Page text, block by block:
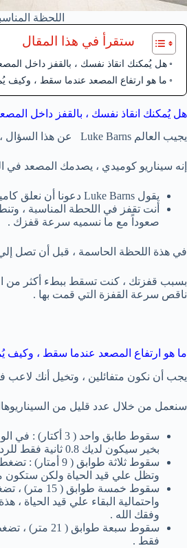
اللحظة
ستقرأ في هذا المقال
هل يُمكنك انقاذ نفسك ، بالقفز داخل
ما هو ارتفاع المصعد عندما سقط ، وكيف
هل يُمكنك انقاذ نفسك ، بالقفز داخل
يجيب العالم Luke Barns عن هذا السؤال ، وهو باحث في جامعة ويسترن سيدني ( Western Sydney ) في مقالة للمحاورة .
إنه سيناريو كوميدي ، يصدمك المصعد في
يقول Luke Barns دعونا أن نعلق كاميرا في المصعد ، بحيث تقع معك ، ومشاهدة اللحظات الأخيرة الحاسمة في حركة بطئية .
أنت تقفز في اللحطة المناسبة ،
صعوداً مع ما نسميه سرعة قفزك .
في هذة اللحظة الحاسمة ، قبل أن تصل
بسبب قفزتك ، كنت تسقط ببطء أكثر من
ناقص سرعة القفزة التي قمت بها .
ما هو ارتفاع المصعد عندما سقط ، وكيف
يجب أن نكون متفائلين ، وتخيل أنك لاعب في
سنعمل من خلال عدد قليل من
بخير سيكون لديك 0.8 ثانية فقط للرد ، ومع ذلك كن مستعداً .
وتظل علي قيد الحياة ولكن
وفقك الله .
فقط .